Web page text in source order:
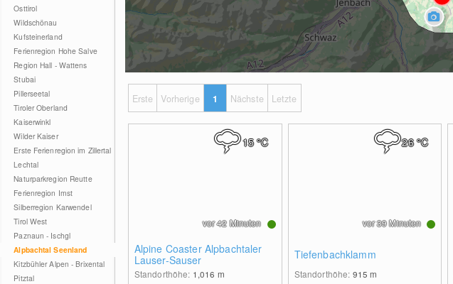
Osttirol
Wildschönau
Kufsteinerland
Ferienregion Hohe Salve
Region Hall - Wattens
Stubai
Pillerseetal
Tiroler Oberland
Kaiserwinkl
Wilder Kaiser
Erste Ferienregion im Zillertal
Lechtal
Naturparkregion Reutte
Ferienregion Imst
Silberregion Karwendel
Tirol West
Paznaun - Ischgl
Alpbachtal Seenland
Kitzbühler Alpen - Brixental
Pitztal
Erste Vorherige 1 Nächste Letzte
Alpine Coaster Alpbachtaler
Lauser-Sauser
Standorthöhe: 1,016 m
15°C
vor 42 Minuten
Tiefenbachklamm
Standorthöhe: 915m
26°C
vor 39 Minuten